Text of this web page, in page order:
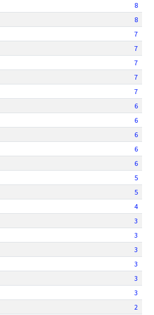
8
8
7
7
7
7
7
6
6
6
6
6
5
5
4
3
3
3
3
3
3
2